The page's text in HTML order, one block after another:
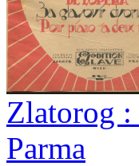
Zlatorog
Parma